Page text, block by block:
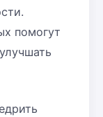
помогут